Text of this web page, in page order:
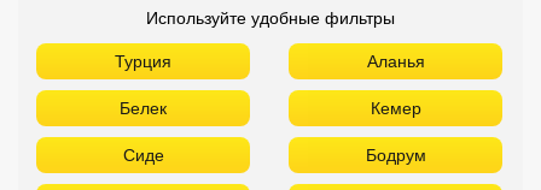
Используйте удобные фильтры
Турция Аланья
Белек Кемер
Сиде Бодрум